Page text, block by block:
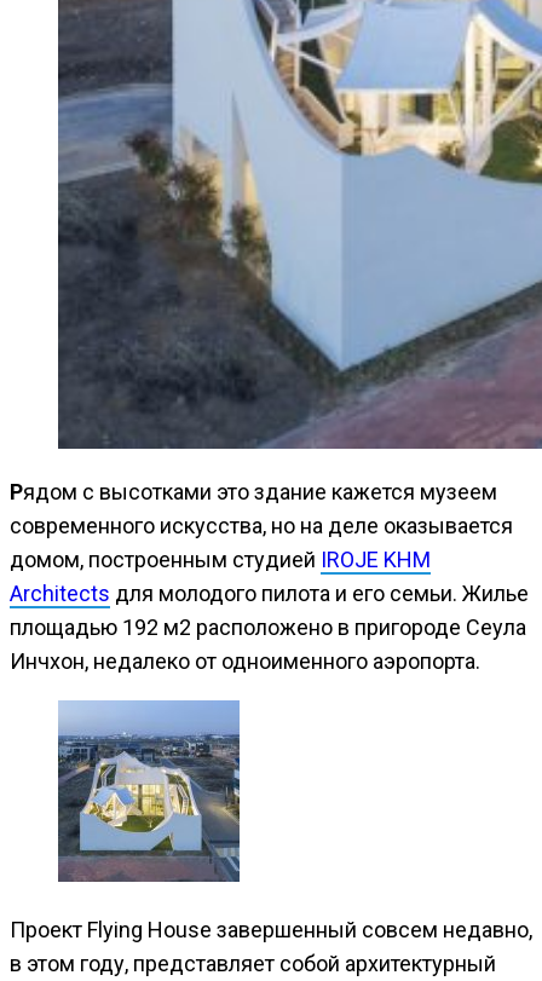
Рядом с высотками это здание кажется музеем
современного искусства, но на деле оказывается
домом, построенным студией IROJE KHM
Architects для молодого пилота и его семьи. Жилье
площадью 192 м2 расположено в пригороде Сеула
Инчхон, недалеко от одноименного аэропорта.
Проект Flying House завершенный совсем недавно,
в этом году, представляет собой архитектурный